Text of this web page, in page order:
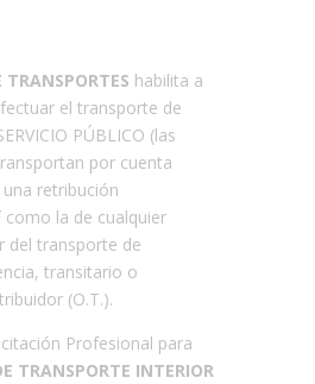
TRANSPORTES habilita a
el transporte de
PÚBLICO (las
por cuenta
retribución
la de cualquier
del transporte de
transitario o
(O.T.).
Profesional para
TRANSPORTE INTERIOR